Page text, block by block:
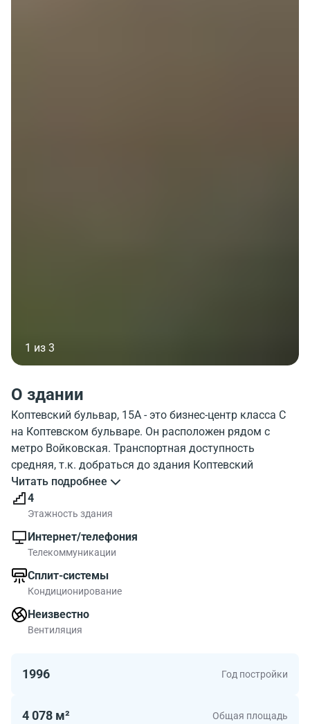
1 из 3
О здании
Коптевский бульвар, 15А - это бизнес-центр класса C
на Коптевском бульваре. Он расположен рядом с
метро Войковская. Транспортная доступность
средняя, т.к. добраться до здания Коптевский
бульвар, 15А можно на транспорте приблизительно за
10 минут. Объект Коптевский бульвар, 15А , этажей 4,
паркинг. На изображении хорошо виден внешний
облик строения. Окружение бизнес-центра Koptevskiy
bul'var 15A хорошо видно на карте. Рядом с бизнес-
В БЦ Коптевский бульвар, 15А есть офисы площадью
до 1303.00 квадратных метров. Коптевский бульвар,
15А для тех кто ценит приемлемую стоимость.
Читать подробнее
4
Этажность здания
Интернет/телефония
Телекоммуникации
Сплит-системы
Кондиционирование
Неизвестно
Вентиляция
1996 Год постройки
4 078 м² Общая площадь